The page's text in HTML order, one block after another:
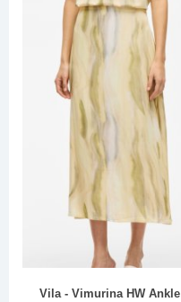
Vila - Vimurina HW Ankle